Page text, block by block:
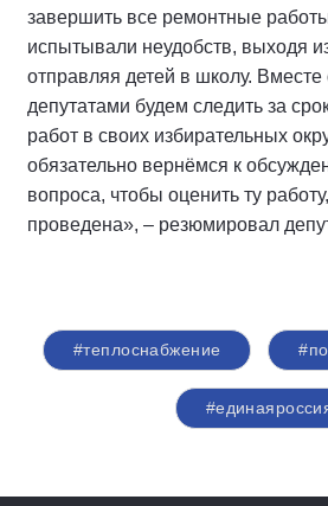
завершить все ремонтные
испытывали неудобств, выходя
отправляя детей в школу. Вместе
депутатами будем следить за
работ в своих избирательных
обязательно вернёмся к
вопроса, чтобы оценить ту
проведена», – резюмировал
#теплоснабжение